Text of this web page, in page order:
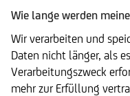
Wie lange werden
Wir verarbeiten und
Daten nicht länger, als
Verarbeitungszweck
mehr zur Erfüllung